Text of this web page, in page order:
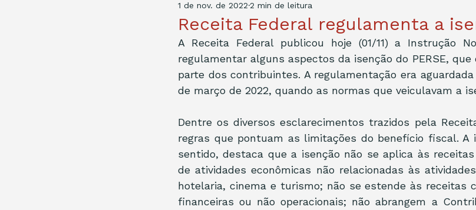
Receita Federal regulamenta a
1 de nov. de 2022 2 min de leitura
A Receita Federal publicou hoje (01/11) a Instrução
regulamentar alguns aspectos da isenção do PERSE,
parte dos contribuintes. A regulamentação era
de março de 2022, quando as normas que veiculavam a
Dentre os diversos esclarecimentos trazidos pela
regras que pontuam as limitações do benefício fiscal. A
sentido, destaca que a isenção não se aplica às
de atividades econômicas não relacionadas às
hotelaria, cinema e turismo; não se estende às receitas
financeiras ou não operacionais; não abrangem a